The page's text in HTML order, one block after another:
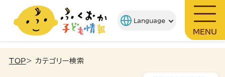
MENU
TOP> カテゴリー検索